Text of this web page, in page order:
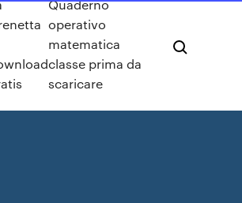
Quaderno
operativo
matematica
classe prima da
scaricare